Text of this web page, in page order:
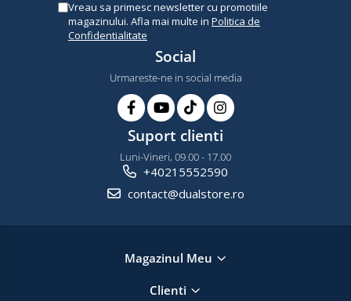
Vreau sa primesc newsletter cu promotiile
magazinului. Afla mai multe in Politica de
Confidentialitate
Social
Urmareste-ne in social media
Suport clienti
Luni-Vineri, 09.00 - 17.00
+40215552590
contact@dualstore.ro
Magazinul Meu
Clienti